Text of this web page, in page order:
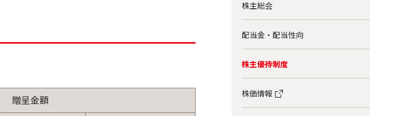
贈呈金額
株主総会
配当金・配当性向
株主優待制度
株価情報